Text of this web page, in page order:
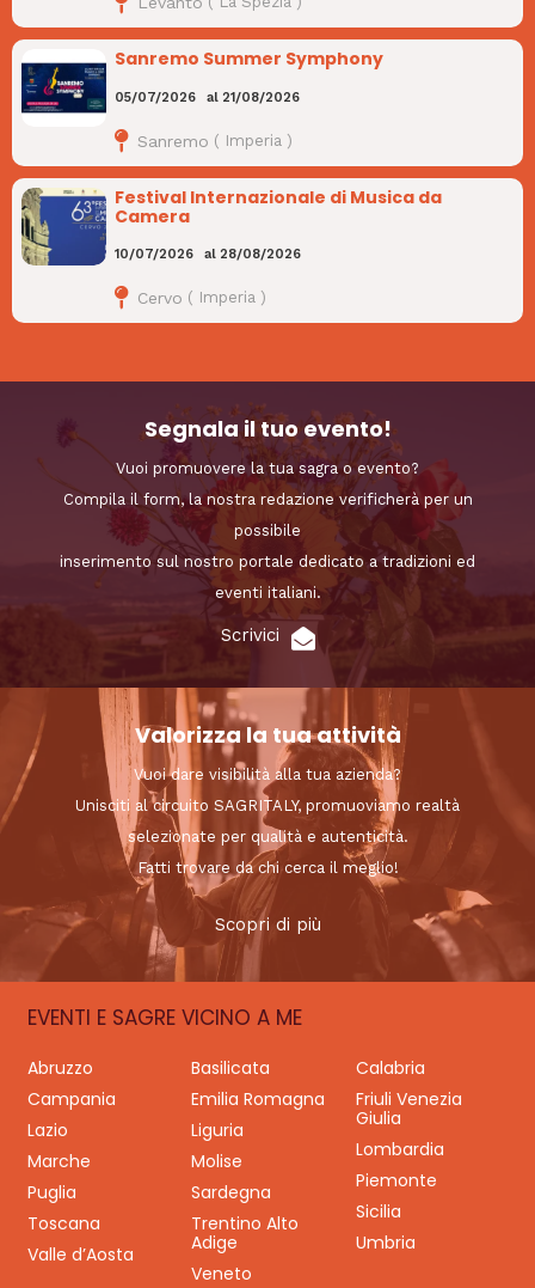
Sanremo Summer Symphony
05/07/2026 al 21/08/2026
Sanremo ( Imperia )
Festival Internazionale di Musica da
Camera
10/07/2026 al 28/08/2026
Cervo ( Imperia)
Segnala il tuo evento!
Vuoi promuovere la tua sagra o evento?
Compila il form, la nostra redazione verificherà per un
possibile
inserimento sul nostro portale dedicato a tradizioni ed
eventi italiani.
Scrivici
Valorizza la tua attività
Vuoi dare visibilità alla tua azienda?
Unisciti al circuito SAGRITALY, promuoviamo realtà
selezionate per qualità e autenticità.
Fatti trovare da chi cerca il meglio!
Scopri di più
EVENTI E SAGRE VICINO A ME
Abruzzo Basilicata
Calabria
Campania
Emilia Romagna
Friuli Venezia
Giulia
Lazio
Liguria
Lombardia
Marche
Molise
Piemonte
Puglia
Sardegna
Sicilia
Toscana
Trentino Alto
Adige
Umbria
Valle d’Aosta
Veneto